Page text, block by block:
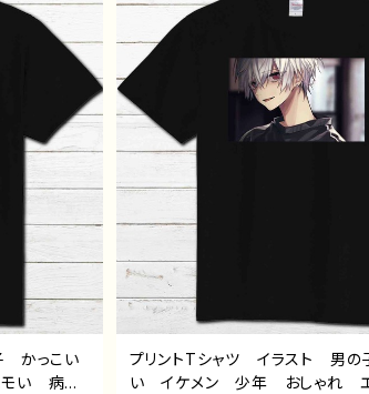
ター 白
ジナル
ザイン35
黒 半袖シャツ デザイン コラ
ル デザイン グッズ タイトル：
ン34 作：黒野京
かっこい
い 病み
プリントTシャツ イラスト 男
い イケメン 少年 おしゃれ